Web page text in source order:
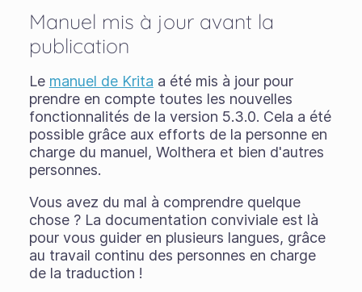
Manuel mis à jour avant la
publication
Le manuel de Krita a été mis à jour pour
prendre en compte toutes les nouvelles
fonctionnalités de la version 5.3.0. Cela a été
possible grâce aux efforts de la personne en
charge du manuel, Wolthera et bien d'autres
personnes.
Vous avez du mal à comprendre quelque
chose ? La documentation conviviale est là
pour vous guider en plusieurs langues, grâce
au travail continu des personnes en charge
de la traduction !